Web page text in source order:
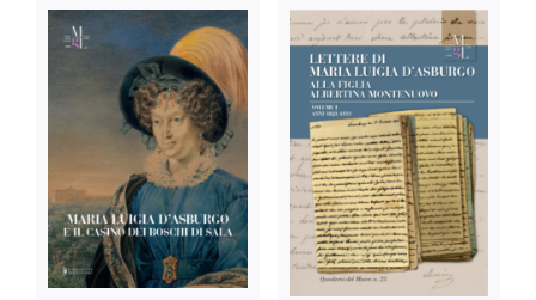
Attività
Pubblicazioni
Collezione
Contatti e biglietti